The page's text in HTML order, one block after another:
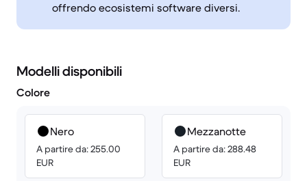
offrendo ecosistemi software diversi.
Modelli disponibili
Colore
Nero
A partire da: 255.00
EUR
Mezzanotte
A partire da: 288.48
EUR